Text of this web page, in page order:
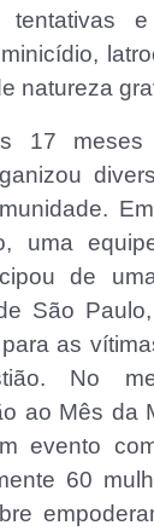
tentativas
natureza
17
uma
de
São
as
No
ao Mês da
evento
60